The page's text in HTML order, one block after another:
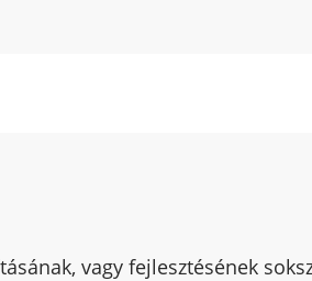
vagy fejlesztésének